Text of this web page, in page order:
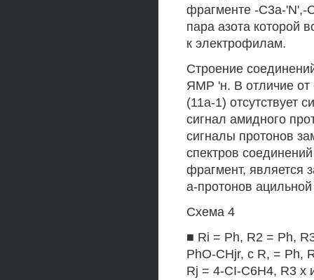
фрагменте -C3a-'N',-
пара азота которой
к электрофилам.
Строение
ЯМР 'н. В отличие от
(11а-1) отсутствует
сигнал амидного
сигналы протонов
спектров
фрагмент, является
а-протонов
Схема 4
■ Ri = Ph, R2 = Ph,
PhO-CHjr, с R, = Ph,
Rj = 4-CI-C6H4, R3 x